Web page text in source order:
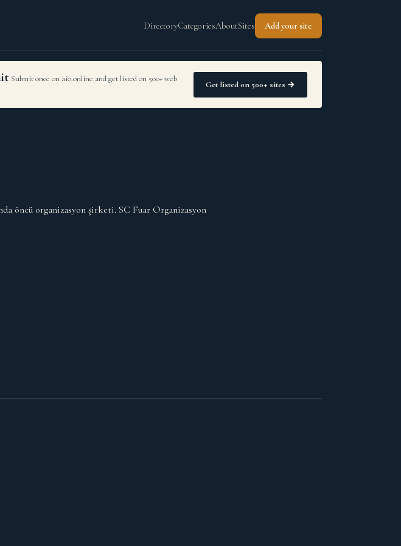
DirectoryCategoriesAboutSites Add your site
Submit once on aio.online and get listed on 500+ web
Get listed on 500+ sites →
öncü organizasyon şirketi. SC Fuar Organizasyon